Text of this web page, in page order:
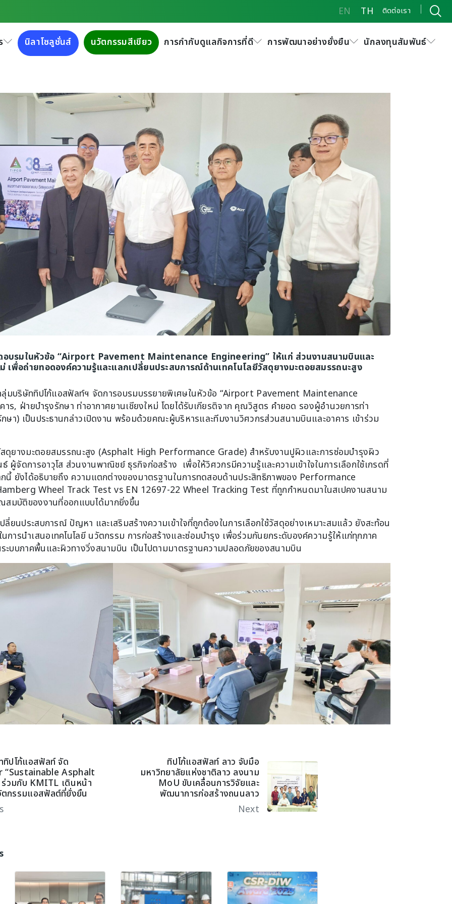
EN TH ติดต่อเรา
นิลาโซลูชั่นส์ นวัตกรรมสีเขียว การกำกับดูแลกิจการที่ดี การพัฒนาอย่างยั่งยืน นักลงทุนสัมพันธ์
ททิปโก้แอสฟัลท์ฯ จัดอบรม “Airport Pavement
ให้แก่บริษัท ท่าอากาศยานไทย จำกัด
ท่าอากาศยานเชียงใหม่
บรมในหัวข้อ “Airport Pavement Maintenance Engineering” ให้แก่ ส่วนงานสนามบินและ
เพื่อถ่ายทอดองค์ความรู้และแลกเปลี่ยนประสบการณ์ด้านเทคโนโลยีวัสดุยางมะตอยสมรรถนะสูง
มบริษัททิปโก้แอสฟัลท์ฯ จัดการอบรมบรรยายพิเศษในหัวข้อ “Airport Pavement Maintenance
ร, ฝ่ายบำรุงรักษา ท่าอากาศยานเชียงใหม่ โดยได้รับเกียรติจาก คุณวิสูตร คำยอด รองผู้อำนวยการท่า
ษา) เป็นประธานกล่าวเปิดงาน พร้อมด้วยคณะผู้บริหารและทีมงานวิศวกรส่วนสนามบินและอาคาร เข้าร่วม
ดุยางมะตอยสมรรถนะสูง (Asphalt High Performance Grade) สำหรับงานปูผิวและการซ่อมบำรุงผิว
ดการอาวุโส ส่วนงานพาณิชย์ ธุรกิจก่อสร้าง เพื่อให้วิศวกรมีความรู้และความเข้าใจในการเลือกใช้เกรดที่
นี้ ยังได้อธิบายถึง ความแตกต่างของมาตรฐานในการทดสอบด้านประสิทธิภาพของ Performance
Wheel Track Test vs EN 12697-22 Wheel Tracking Test ที่ถูกกำหนดมาในสเปคงานสนาม
ณสมบัติของงานที่ออกแบบได้มากยิ่งขึ้น
ยนประสบการณ์ ปัญหา และเสริมสร้างความเข้าใจที่ถูกต้องในการเลือกใช้วัสดุอย่างเหมาะสมแล้ว ยังสะท้อน
ารนำเสนอเทคโนโลยี นวัตกรรม การก่อสร้างและซ่อมบำรุง เพื่อร่วมกันยกระดับองค์ความรู้ให้แก่ทุกภาค
บบภาคพื้นและผิวทางวิ่งสนามบิน เป็นไปตามมาตรฐานความปลอดภัยของสนามบิน
ปโก้แอสฟัลท์ จัด
“Sustainable Asphalt
วมกับ KMITL เดินหน้า
กรรมแอสฟัลต์ที่ยั่งยืน
ทิปโก้แอสฟัลท์ ลาว จับมือ
มหาวิทยาลัยแห่งชาติลาว ลงนาม
MoU ขับเคลื่อนการวิจัยและ
พัฒนาการก่อสร้างถนนลาว
Next